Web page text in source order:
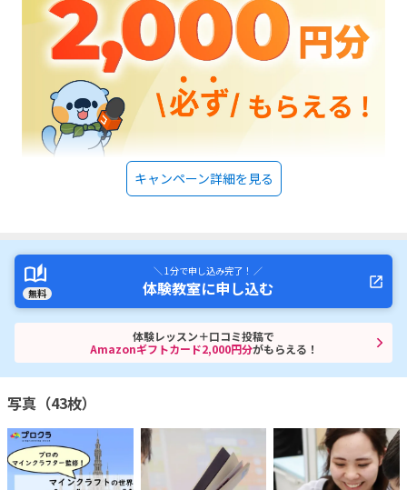
キャンペーン詳細を見る
無料
＼ 1分で申し込み完了！ ／
体験教室に申し込む
体験レッスン＋口コミ投稿で
Amazonギフトカード2,000円分がもらえる！
写真（43枚）